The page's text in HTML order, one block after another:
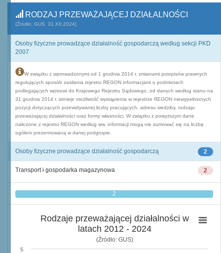
RODZAJ PRZEWAŻAJĄCEJ DZIAŁALNOŚCI
(Źródło: GUS, 31.XII.2024)
Osoby fizyczne prowadzące działalność gospodarczą według sekcji PKD
2007
W związku z wprowadzonymi od 1 grudnia 2014 r. zmianami przepisów prawnych
regulujących sposób zasilania rejestru REGON informacjami o podmiotach
podlegających wpisowi do Krajowego Rejestru Sądowego, od danych według stanu na
31 grudnia 2014 r. istnieje możliwość wystąpienia w rejestrze REGON niewypełnionych
pozycji dotyczących przewidywanej liczby pracujących, adresu siedziby, rodzaju
przeważającej działalności oraz formy własności. W związku z powyższym dane
naliczone z rejestru REGON według ww. informacji mogą nie sumować się na liczbę
ogółem prezentowaną w danej podgrupie.
2
Osoby fizyczne prowadzące działalność gospodarczą
2
Transport i gospodarka magazynowa
2
Rodzaje przeważającej działalności w
latach 2012 - 2024
(Źródło: GUS)
5